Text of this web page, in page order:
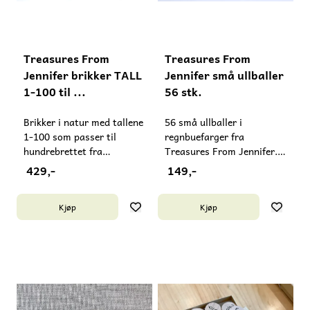
Treasures From
Jennifer brikker TALL
1-100 til ...
Brikker i natur med tallene
1-100 som passer til
hundrebrettet fra
Treasures From
Jennifer. Brikkene passer
til den typen hundrebrett
som Gåsungen selger.
Passer for barn i
kvelningsfare. Laget i USA.
429,-
Kjøp
Treasures From
Jennifer små ullballer
56 stk.
56 små ullballer i
regnbuefarger fra
Treasures From Jennifer.
12,7 mm i diameter.
Passer fra 3 år. De små
ballene utgjør en
kvelningsfare for små
barn. Laget i USA.
149,-
Kjøp